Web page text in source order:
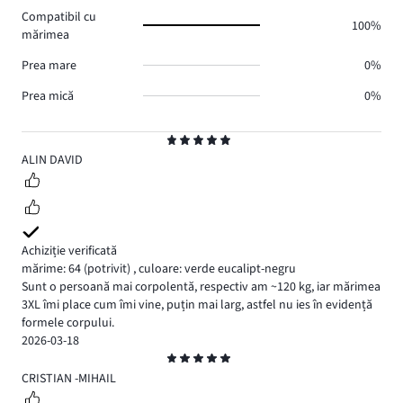
5
ALIN DAVID
Achiziție verificată
mărime: 64 (potrivit) ,culoare: verde eucalipt-negru
Sunt o persoană mai corpolentă, respectiv am ~120 kg, iar mărimea
3XL îmi place cum îmi vine, puțin mai larg, astfel nu ies în evidență
formele corpului.
2026-03-18
5
CRISTIAN -MIHAIL
Compatibil cu
mărimea
100%
Prea mare
0%
Prea mică
0%